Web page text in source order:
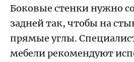
Боковые стенки нужно
задней так, чтобы на
прямые углы.
мебели рекомендуют